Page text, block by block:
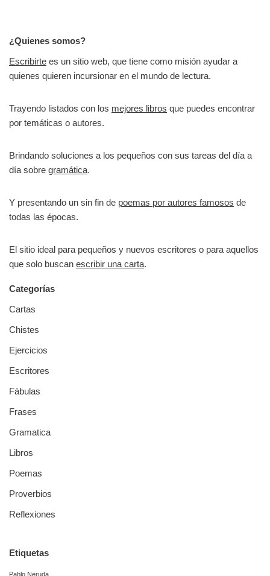
¿Quienes somos?
Escribirte es un sitio web, que tiene como misión ayudar a
quienes quieren incursionar en el mundo de lectura.
Trayendo listados con los mejores libros que puedes encontrar
por temáticas o autores.
Brindando soluciones a los pequeños con sus tareas del día a
día sobre gramática.
Y presentando un sin fin de poemas por autores famosos de
todas las épocas.
El sitio ideal para pequeños y nuevos escritores o para aquellos
que solo buscan escribir una carta.
Categorías
Cartas
Chistes
Ejercicios
Escritores
Fábulas
Frases
Gramatica
Libros
Poemas
Proverbios
Reflexiones
Etiquetas
Pablo Neruda